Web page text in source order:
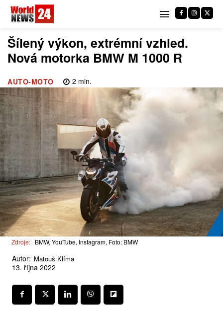
Šílený výkon, extrémní vzhled.
Nová motorka BMW M 1000 R
AUTO-MOTO 2 min.
Zdroje: BMW, YouTube, Instagram, Foto: BMW
Autor: Matouš Klíma
13. října 2022